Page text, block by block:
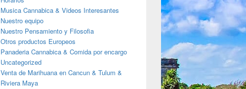
Musica Cannabica & Videos Interesantes
Nuestro equipo
Nuestro Pensamiento y Filosofia
Otros productos Europeos
Panaderia Cannabica & Comida por encargo
Uncategorized
Venta de Marihuana en Cancun & Tulum &
Riviera Maya